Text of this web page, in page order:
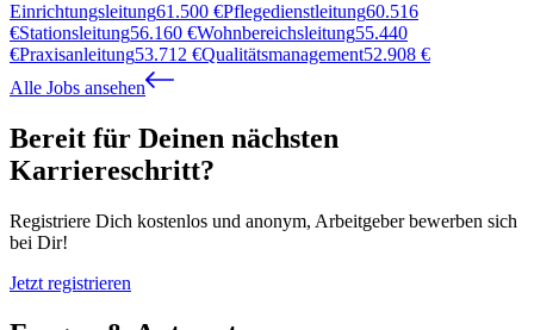
Einrichtungsleitung61.500 €Pflegedienstleitung60.516
€Stationsleitung56.160 €Wohnbereichsleitung55.440
€Praxisanleitung53.712 €Qualitätsmanagement52.908 €
Alle Jobs ansehen
Bereit für Deinen nächsten
Karriereschritt?
Registriere Dich kostenlos und anonym, Arbeitgeber bewerben sich
bei Dir!
Jetzt registrieren